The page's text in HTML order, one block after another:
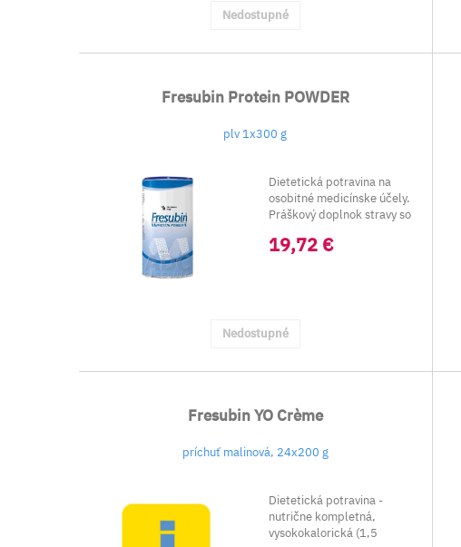
Nedostupné
Fresubin Protein POWDER
plv 1x300 g
Dietetická potravina na
osobitné medicínske účely.
Práškový doplnok stravy so
19,72 €
Nedostupné
Fresubin YO Crème
príchuť malinová, 24x200 g
Dietetická potravina -
nutrične kompletná,
vysokokalorická (1,5